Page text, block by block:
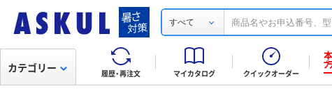
すべて
履歴・再注文 マイカタログ クイックオーダー
カテゴリー